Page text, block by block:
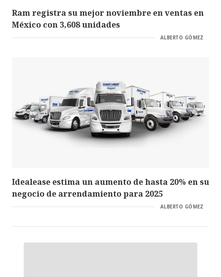
Ram registra su mejor noviembre en ventas en
México con 3,608 unidades
ALBERTO GÓMEZ
Idealease estima un aumento de hasta 20% en su
negocio de arrendamiento para 2025
ALBERTO GÓMEZ